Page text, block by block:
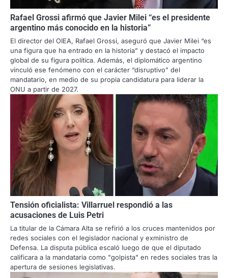
Rafael Grossi afirmó que Javier Milei “es el presidente
argentino más conocido en la historia”
El director del OIEA, Rafael Grossi, aseguró que Javier Milei “es
una figura que ha entrado en la historia” y destacó el impacto
global de su figura política. Además, el diplomático argentino
vinculó ese fenómeno con el carácter “disruptivo” del
mandatario, en medio de su propia candidatura para liderar la
ONU a partir de 2027.
Tensión oficialista: Villarruel respondió a las
acusaciones de Luis Petri
La titular de la Cámara Alta se refirió a los cruces mantenidos por
redes sociales con el legislador nacional y exministro de
Defensa. La disputa pública escaló luego de que el diputado
calificara a la mandataria como "golpista" en redes sociales tras la
apertura de sesiones legislativas.